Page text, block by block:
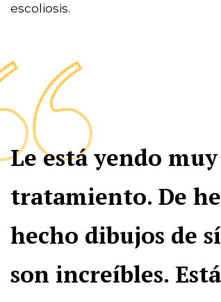
escoliosis.
Le está yendo
tratamiento. De
hecho dibujos de
son increíbles.